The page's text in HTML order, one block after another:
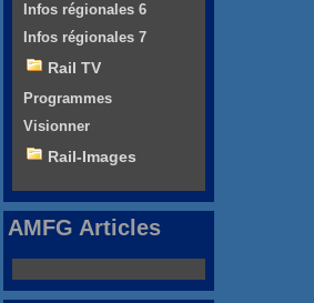
Infos régionales 6
Infos régionales 7
Rail TV
Programmes
Visionner
Rail-Images
AMFG Articles